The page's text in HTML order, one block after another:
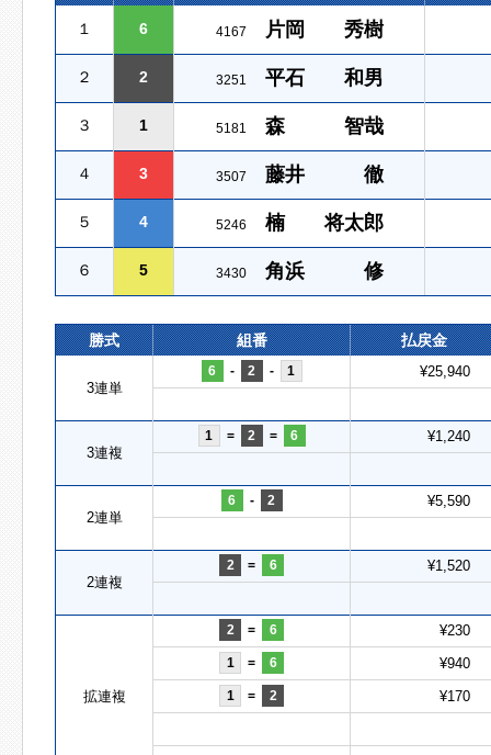
１ 6 4167 片岡 秀樹
２ 2 3251 平石 和男
３ 1 5181 森 智哉
４ 3 3507 藤井 徹
５ 4 5246 楠 将太郎
６ 5 3430 角浜 修
勝式 組番 払戻金
3連単
6 - 2 - 1 ¥25,940
3連複
1 = 2 = 6 ¥1,240
2連単
6 - 2 ¥5,590
2連複
2 = 6 ¥1,520
拡連複
2 = 6 ¥230
1 = 6 ¥940
1 = 2 ¥170